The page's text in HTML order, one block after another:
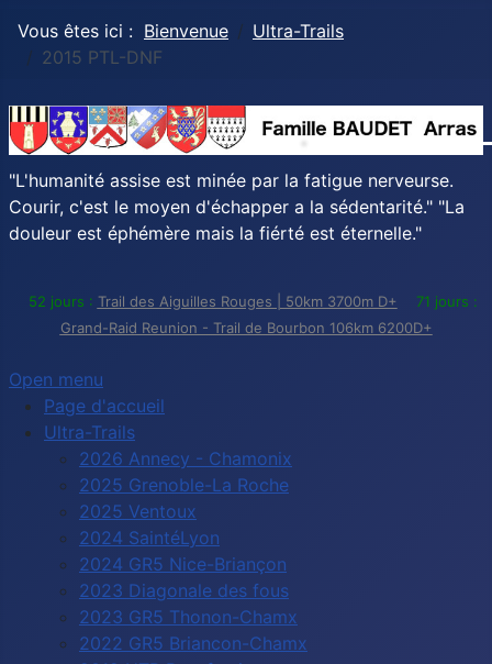
Vous êtes ici : Bienvenue
Ultra-Trails
2015 PTL-DNF
"L'humanité assise est minée par la fatigue nerveurse.
Courir, c'est le moyen d'échapper a la sédentarité." "La
douleur est éphémère mais la fiérté est éternelle."
52 jours : Trail des Aiguilles Rouges | 50km 3700m D+
71 jours :
Grand-Raid Reunion - Trail de Bourbon 106km 6200D+
Open menu
Page d'accueil
Ultra-Trails
2026 Annecy - Chamonix
2025 Grenoble-La Roche
2025 Ventoux
2024 SaintéLyon
2024 GR5 Nice-Briançon
2023 Diagonale des fous
2023 GR5 Thonon-Chamx
2022 GR5 Briancon-Chamx